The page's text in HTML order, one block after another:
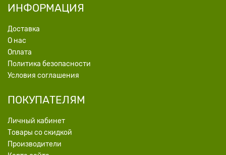
ИНФОРМАЦИЯ
Доставка
О нас
Оплата
Политика безопасности
Условия соглашения
ПОКУПАТЕЛЯМ
Личный кабинет
Товары со скидкой
Производители